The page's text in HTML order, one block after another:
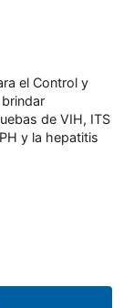
el Control y
de VIH, ITS
y la hepatitis